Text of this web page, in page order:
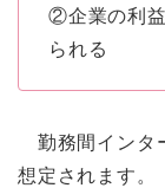
②企業の利益
られる
勤務間インタ
想定されます。